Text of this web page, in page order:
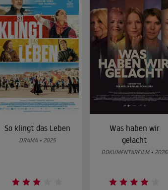
So klingt das Leben
DRAMA • 2025
Was haben wir
gelacht
DOKUMENTARFILM • 2026